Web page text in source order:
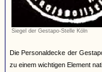
Siegel der Gestapo-Stelle Köln
Die Personaldecke der
zu einem wichtigen Element